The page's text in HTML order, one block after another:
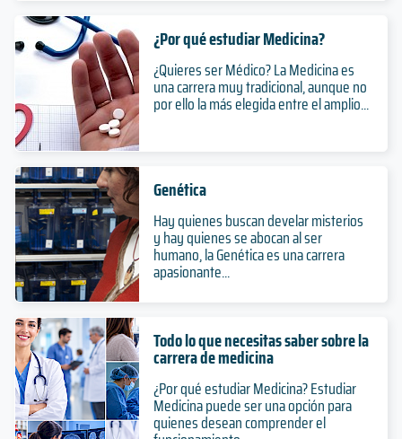
¿Por qué estudiar Medicina?
¿Quieres ser Médico? La Medicina es
una carrera muy tradicional, aunque no
por ello la más elegida entre el amplio...
Genética
Hay quienes buscan develar misterios
y hay quienes se abocan al ser
humano, la Genética es una carrera
apasionante...
Todo lo que necesitas saber sobre la
carrera de medicina
¿Por qué estudiar Medicina? Estudiar
Medicina puede ser una opción para
quienes desean comprender el